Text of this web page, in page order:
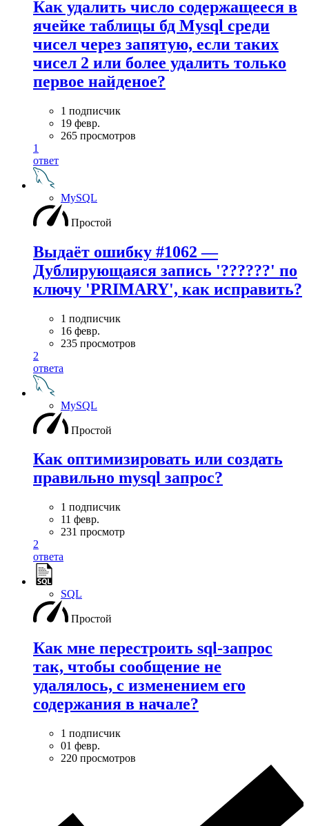
Как удалить число содержащееся в
ячейке таблицы бд Mysql среди
чисел через запятую, если таких
чисел 2 или более удалить только
первое найденое?
1 подписчик
19 февр.
265 просмотров
1
ответ
MySQL
Простой
Выдаёт ошибку #1062 —
Дублирующаяся запись '??????' по
ключу 'PRIMARY', как исправить?
1 подписчик
16 февр.
235 просмотров
2
ответа
MySQL
Простой
Как оптимизировать или создать
правильно mysql запрос?
1 подписчик
11 февр.
231 просмотр
2
ответа
SQL
Простой
Как мне перестроить sql-запрос
так, чтобы сообщение не
удалялось, с изменением его
содержания в начале?
1 подписчик
01 февр.
220 просмотров